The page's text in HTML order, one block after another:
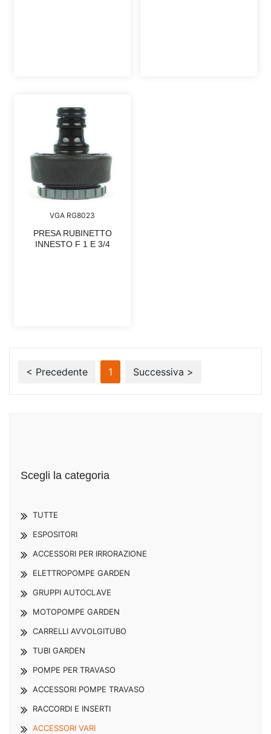
VGA RG8023
PRESA RUBINETTO
INNESTO F 1 E 3/4
< Precedente 1 Successiva >
Scegli la categoria
TUTTE
ESPOSITORI
ACCESSORI PER IRRORAZIONE
ELETTROPOMPE GARDEN
GRUPPI AUTOCLAVE
MOTOPOMPE GARDEN
CARRELLI AVVOLGITUBO
TUBI GARDEN
POMPE PER TRAVASO
ACCESSORI POMPE TRAVASO
RACCORDI E INSERTI
ACCESSORI VARI